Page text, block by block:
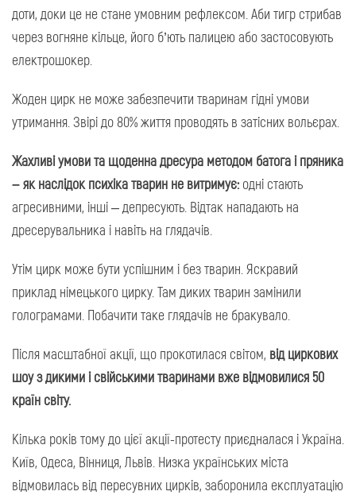
доти, доки це не стане умовним рефлексом. Аби тигр стрибав
через вогняне кільце, його б’ють палицею або застосовують
електрошокер.
Жоден цирк не може забезпечити тваринам гідні умови
утримання. Звірі до 80% життя проводять в затісних вольєрах.
Жахливі умови та щоденна дресура методом батога і пряника
– як наслідок психіка тварин не витримує:одні стають
агресивними, інші – депресують. Відтак нападають на
дресерувальника і навіть на глядачів.
Утім цирк може бути успішним і без тварин. Яскравий
приклад німецького цирку. Там диких тварин замінили
голограмами. Побачити таке глядачів не бракувало.
Після масштабної акції, що прокотилася світом, від циркових
шоу з дикими і свійськими тваринами вже відмовилися 50
країн світу.
Кілька років тому до цієї акції-протесту приєдналася і Україна.
Київ, Одеса, Вінниця, Львів. Низка українських міста
відмовилась від пересувних цирків, заборонила експлуатацію